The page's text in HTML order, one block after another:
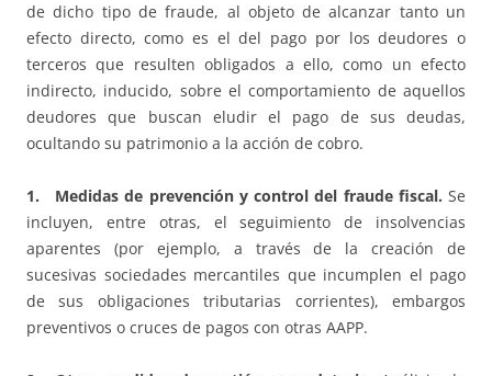
de dicho tipo de fraude, al objeto de alcanzar tanto un
efecto directo, como es el del pago por los deudores o
terceros que resulten obligados a ello, como un efecto
indirecto, inducido, sobre el comportamiento de aquellos
deudores que buscan eludir el pago de sus deudas,
ocultando su patrimonio a la acción de cobro.
1. Medidas de prevención y control del fraude fiscal. Se
incluyen, entre otras, el seguimiento de insolvencias
aparentes (por ejemplo, a través de la creación de
sucesivas sociedades mercantiles que incumplen el pago
de sus obligaciones tributarias corrientes), embargos
preventivos o cruces de pagos con otras AAPP.